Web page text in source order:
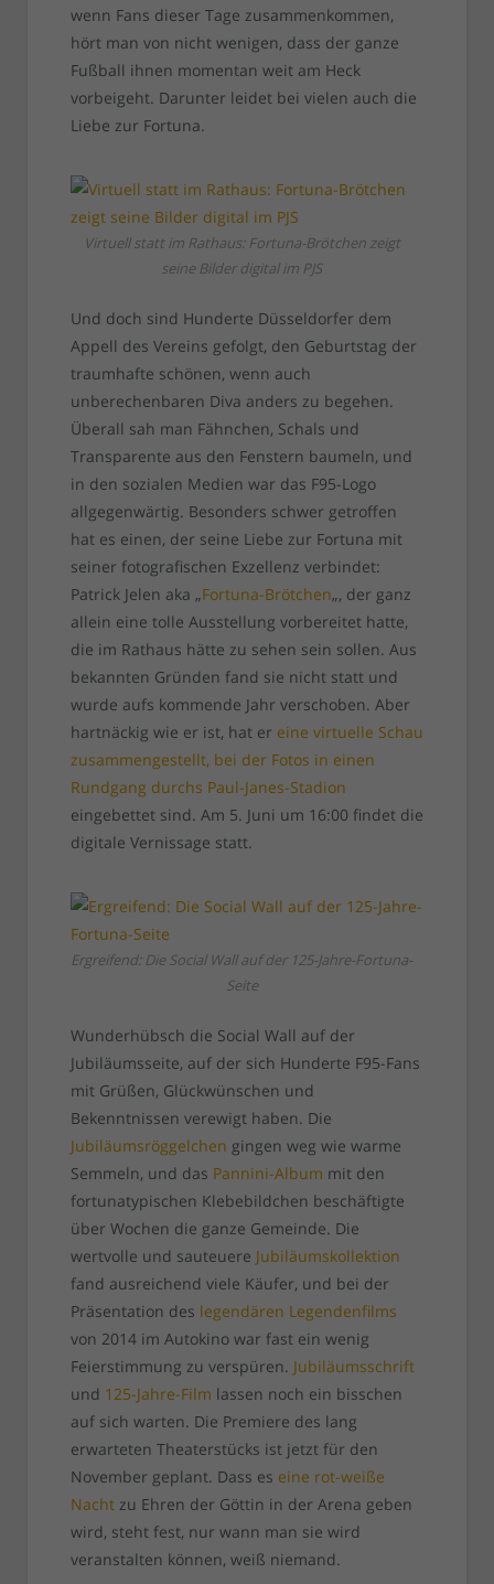
wenn Fans dieser Tage zusammenkommen,
hört man von nicht wenigen, dass der ganze
Fußball ihnen momentan weit am Heck
vorbeigeht. Darunter leidet bei vielen auch die
Liebe zur Fortuna.
Virtuell statt im Rathaus: Fortuna-Brötchen zeigt
seine Bilder digital im PJS
Und doch sind Hunderte Düsseldorfer dem
Appell des Vereins gefolgt, den Geburtstag der
traumhafte schönen, wenn auch
unberechenbaren Diva anders zu begehen.
Überall sah man Fähnchen, Schals und
Transparente aus den Fenstern baumeln, und
in den sozialen Medien war das F95-Logo
allgegenwärtig. Besonders schwer getroffen
hat es einen, der seine Liebe zur Fortuna mit
seiner fotografischen Exzellenz verbindet:
Patrick Jelen aka „Fortuna-Brötchen„, der ganz
allein eine tolle Ausstellung vorbereitet hatte,
die im Rathaus hätte zu sehen sein sollen. Aus
bekannten Gründen fand sie nicht statt und
wurde aufs kommende Jahr verschoben. Aber
hartnäckig wie er ist, hat er eine virtuelle Schau
zusammengestellt, bei der Fotos in einen
Rundgang durchs Paul-Janes-Stadion
eingebettet sind. Am 5. Juni um 16:00 findet die
digitale Vernissage statt.
Ergreifend: Die Social Wall auf der 125-Jahre-Fortuna-
Seite
Wunderhübsch die Social Wall auf der
Jubiläumsseite, auf der sich Hunderte F95-Fans
mit Grüßen, Glückwünschen und
Bekenntnissen verewigt haben. Die
Jubiläumsröggelchen gingen weg wie warme
Semmeln, und das Pannini-Album mit den
fortunatypischen Klebebildchen beschäftigte
über Wochen die ganze Gemeinde. Die
wertvolle und sauteuere Jubiläumskollektion
fand ausreichend viele Käufer, und bei der
Präsentation des legendären Legendenfilms
von 2014 im Autokino war fast ein wenig
Feierstimmung zu verspüren. Jubiläumsschrift
und 125-Jahre-Film lassen noch ein bisschen
auf sich warten. Die Premiere des lang
erwarteten Theaterstücks ist jetzt für den
November geplant. Dass es eine rot-weiße
Nachtzu Ehren der Göttin in der Arena geben
wird, steht fest, nur wann man sie wird
veranstalten können, weiß niemand.